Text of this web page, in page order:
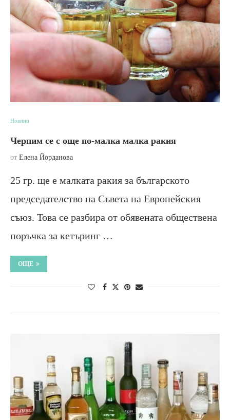
Новини
Черпим се с още по-малка малка ракия
от Елена Йорданова
25 гр. ще е малката ракия за българското
председателство на Съвета на Европейския
съюз. Това се разбира от обявената обществена
поръчка за кетъринг …
ОЩЕ